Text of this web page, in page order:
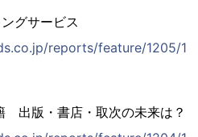
グサービス
reports/feature/1205/1
出版・書店・取次の未来は？